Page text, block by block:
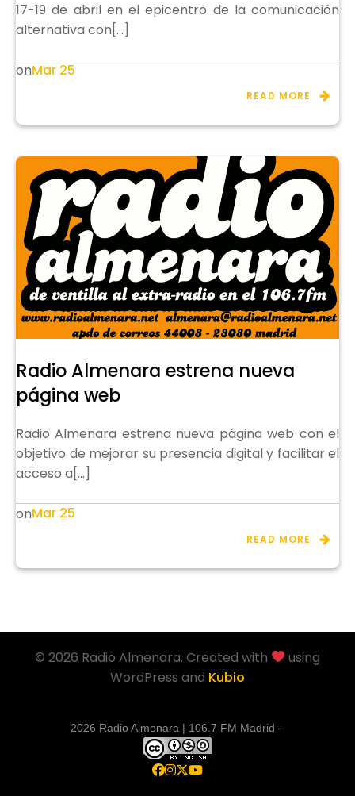
17-19 de abril en el epicentro de la comunicación
alternativa con[…]
onMar 25
READ MORE
Radio Almenara estrena nueva
página web
Radio Almenara estrena nueva página web con el
objetivo de mejorar su presencia digital y facilitar el
acceso a[…]
onMar 25
READ MORE
© 2026 Radio Almenara. Created with
using
WordPress and Kubio
2026 Radio Almenara | 106.7 FM Madrid –